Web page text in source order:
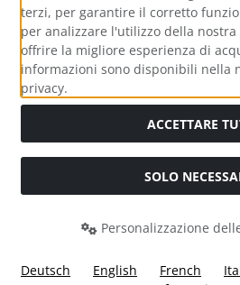
Media sociali
Modulo di recesso
terzi, per garantire il corretto
per analizzare l'utilizzo della
offrire la migliore esperienza di
informazioni sono disponibili nella
privacy.
ACCETTARE
SOLO
Personalizzazione
Deutsch English French